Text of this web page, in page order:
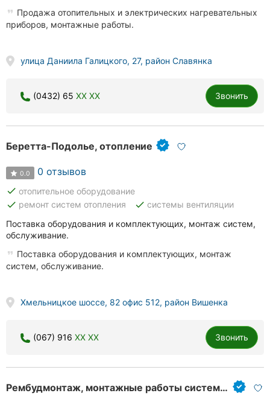
Продажа отопительных и электрических нагревательных
приборов, монтажные работы.
улица Даниила Галицкого, 27, район Славянка
(0432) 65 XX XX Звонить
Беретта-Подолье, отопление
0.0 0 отзывов
done отопительное оборудование
done ремонт систем отопления done системы вентиляции
Поставка оборудования и комплектующих, монтаж систем,
обслуживание.
Поставка оборудования и комплектующих, монтаж
систем, обслуживание.
Хмельницкое шоссе, 82 офис 512, район Вишенка
(067) 916 XX XX Звонить
Рембудмонтаж, монтажные работы систем отопления